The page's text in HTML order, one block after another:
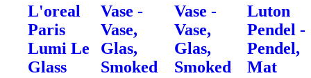
L'oreal
Paris
Lumi Le
Glass
Vase -
Vase,
Glas,
Smoked
Vase -
Vase,
Glas,
Smoked
Luton
Pendel -
Pendel,
Mat